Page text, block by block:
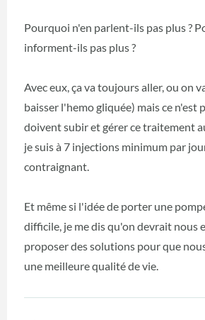
Pourquoi n'en parlent-ils pas plus ?
informent-ils pas plus ?
Avec eux, ça va toujours aller, ou on
baisser l'hemo gliquée) mais ce n'est
doivent subir et gérer ce traitement
je suis à 7 injections minimum par
contraignant.
Et même si l'idée de porter une
difficile, je me dis qu'on devrait nous
proposer des solutions pour que
une meilleure qualité de vie.